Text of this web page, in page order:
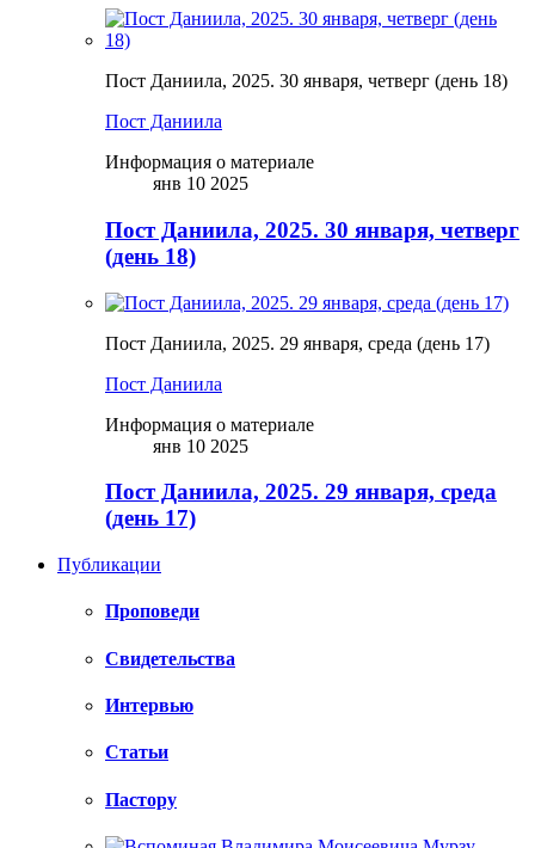
Пост Даниила, 2025. 30 января, четверг (день 18)
Пост Даниила
Информация о материале
янв 10 2025
Пост Даниила, 2025. 30 января, четверг
(день 18)
Пост Даниила, 2025. 29 января, среда (день 17)
Пост Даниила
Информация о материале
янв 10 2025
Пост Даниила, 2025. 29 января, среда
(день 17)
Публикации
Проповеди
Свидетельства
Интервью
Статьи
Пастору